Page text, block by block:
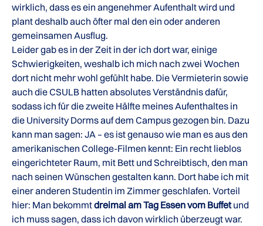
wirklich, dass es ein angenehmer Aufenthalt wird und
plant deshalb auch öfter mal den ein oder anderen
gemeinsamen Ausflug.
Leider gab es in der Zeit in der ich dort war, einige
Schwierigkeiten, weshalb ich mich nach zwei Wochen
dort nicht mehr wohl gefühlt habe. Die Vermieterin sowie
auch die CSULB hatten absolutes Verständnis dafür,
sodass ich für die zweite Hälfte meines Aufenthaltes in
die University Dorms auf dem Campus gezogen bin. Dazu
kann man sagen: JA – es ist genauso wie man es aus den
amerikanischen College-Filmen kennt: Ein recht lieblos
eingerichteter Raum, mit Bett und Schreibtisch, den man
nach seinen Wünschen gestalten kann. Dort habe ich mit
einer anderen Studentin im Zimmer geschlafen. Vorteil
hier: Man bekommtdreimal am Tag Essen vom Buffetund
ich muss sagen, dass ich davon wirklich überzeugt war.